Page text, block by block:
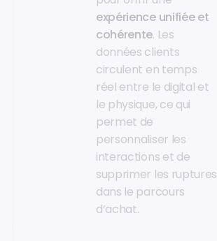
expérience unifiée et
cohérente. Les
données clients
circulent en temps
réel entre le digital et
le physique, ce qui
permet de
personnaliser les
interactions et de
supprimer les ruptures
dans le parcours
d’achat.